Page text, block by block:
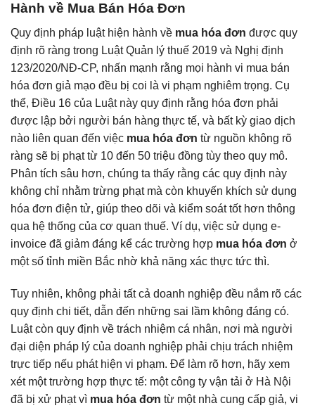
Hành về Mua Bán Hóa Đơn
Quy định pháp luật hiện hành về mua hóa đơn được quy
định rõ ràng trong Luật Quản lý thuế 2019 và Nghị định
123/2020/NĐ-CP, nhấn mạnh rằng mọi hành vi mua bán
hóa đơn giả mạo đều bị coi là vi phạm nghiêm trọng. Cụ
thể, Điều 16 của Luật này quy định rằng hóa đơn phải
được lập bởi người bán hàng thực tế, và bất kỳ giao dịch
nào liên quan đến việc mua hóa đơn từ nguồn không rõ
ràng sẽ bị phạt từ 10 đến 50 triệu đồng tùy theo quy mô.
Phân tích sâu hơn, chúng ta thấy rằng các quy định này
không chỉ nhằm trừng phạt mà còn khuyến khích sử dụng
hóa đơn điện tử, giúp theo dõi và kiểm soát tốt hơn thông
qua hệ thống của cơ quan thuế. Ví dụ, việc sử dụng e-
invoice đã giảm đáng kể các trường hợp mua hóa đơn ở
một số tỉnh miền Bắc nhờ khả năng xác thực tức thì.
Tuy nhiên, không phải tất cả doanh nghiệp đều nắm rõ các
quy định chi tiết, dẫn đến những sai lầm không đáng có.
Luật còn quy định về trách nhiệm cá nhân, nơi mà người
đại diện pháp lý của doanh nghiệp phải chịu trách nhiệm
trực tiếp nếu phát hiện vi phạm. Để làm rõ hơn, hãy xem
xét một trường hợp thực tế: một công ty vận tải ở Hà Nội
đã bị xử phạt vì mua hóa đơn từ một nhà cung cấp giả, vi